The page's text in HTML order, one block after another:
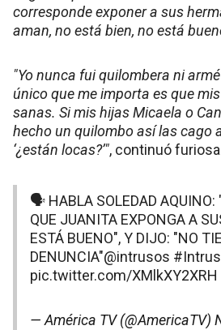
corresponde exponer a sus
aman, no está bien, no está
"Yo nunca fui quilombera ni
único que me importa es que
sanas. Si mis hijas Micaela o
hecho un quilombo así las cago
‘¿están locas?’", continuó
🗣️ HABLA SOLEDAD AQUINO:
QUE JUANITA EXPONGA A
ESTÁ BUENO", Y DIJO: "NO
DENUNCIA"@intrusos
pic.twitter.com/XMlkXY2XRH
— América TV (@AmericaTV)